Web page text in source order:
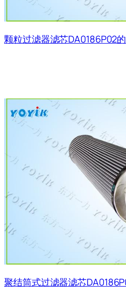
颗粒过滤器滤芯DA0186P02
聚结筒式过滤器滤芯